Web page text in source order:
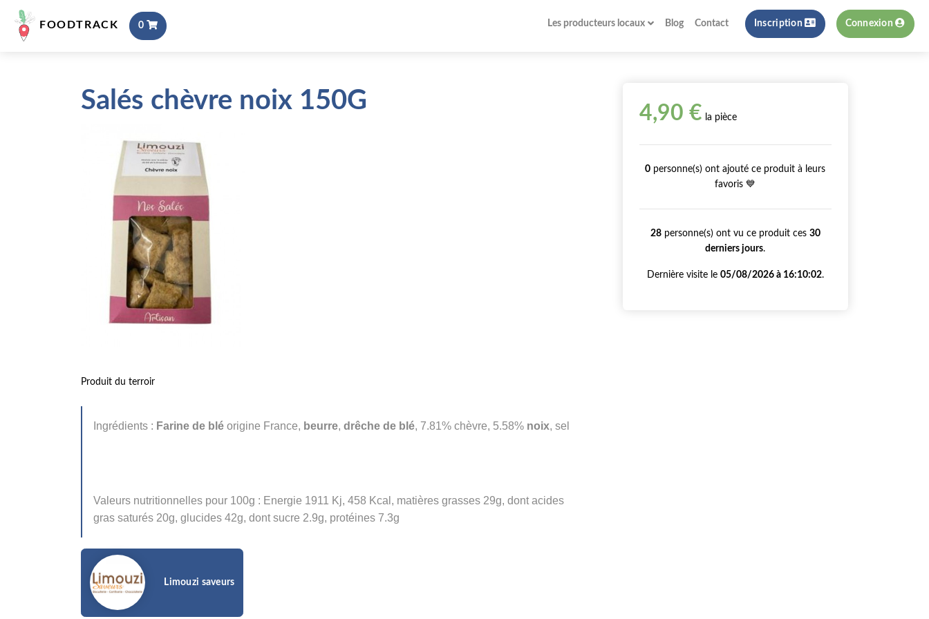
FOODTRACK 0 Les producteurs locaux Blog Contact Inscription Connexion
Salés chèvre noix 150G
Produit du terroir
Ingrédients : Farine de blé origine France, beurre, drêche de blé, 7.81% chèvre, 5.58% noix, sel
Valeurs nutritionnelles pour 100g : Energie 1911 Kj, 458 Kcal, matières grasses 29g, dont acides
gras saturés 20g, glucides 42g, dont sucre 2.9g, protéines 7.3g
Limouzi saveurs
4,90 € la pièce
0 personne(s) ont ajouté ce produit à leurs
favoris 💙
28personne(s) ont vu ce produit ces 30
derniers jours.
Dernière visite le 05/08/2026 à 16:10:02.